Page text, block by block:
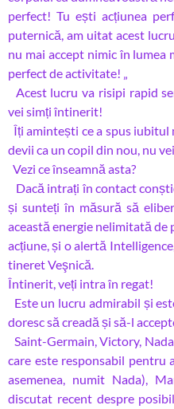
perfect! Tu ești acțiunea
puternică, am uitat acest
nu mai accept nimic în lumea
perfect de activitate! „
Acest lucru va risipi rapid
vei simți întinerit!
Îți amintești ce a spus iubitul
devii ca un copil din nou, nu
Vezi ce înseamnă asta?
Dacă intrați în contact
și sunteți în măsură să
această energie nelimitată de
acțiune, și o alertă
tineret Veşnică.
Întinerit, veți intra în regat!
Este un lucru admirabil și
doresc să creadă și să-l
Saint-Germain, Victory,
care este responsabil pentru
asemenea, numit Nada),
discutat recent despre